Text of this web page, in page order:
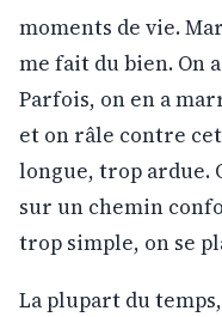
moments de vie.
me fait du bien. On
Parfois, on en a
et on râle contre
longue, trop ardue.
sur un chemin
trop simple, on se
La plupart du